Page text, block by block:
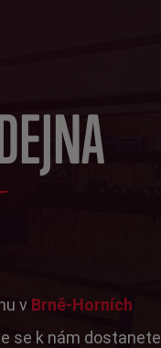
v Brně-Horních
se k nám dostanete